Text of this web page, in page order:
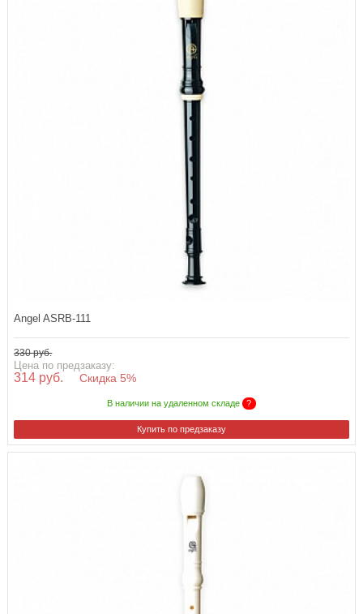
Angel ASRB-111
330 руб.
Цена по предзаказу:
314 руб. Скидка 5%
В наличии на удаленном складе ?
Купить по предзаказу